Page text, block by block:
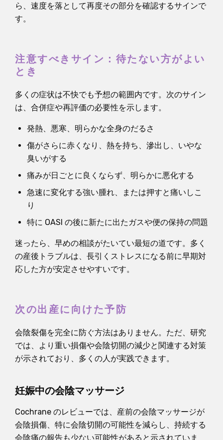
ら、速度を落として再度その部分を確認するサインで
す。
注意すべきサイン：待たない方がよい
とき
多くの症状は不快でも予想の範囲内です。次のサイン
は、合併症や再評価の必要性を示します。
発熱、悪寒、明らかな全身のだるさ
傷がさらに赤くなり、熱を持ち、滲出し、いやな
臭いがする
痛みが日ごとに良くならず、明らかに悪化する
急速に変化する強い腫れ、または押すと痛いしこ
り
特に OASI の後に新たに出たガスや便の保持の問題
迷ったら、早めの相談がたいてい最短の道です。多く
の産後トラブルは、長引くストレスになる前に早期対
応した方が安定させやすいです。
次の出産に向けた予防
会陰裂傷を完全に防ぐ方法はありません。ただ、研究
では、より重い損傷や会陰切開の減少と関連する対策
が示されており、多くの人が実践できます。
妊娠中の会陰マッサージ
Cochrane のレビューでは、産前の会陰マッサージが
会陰損傷、特に会陰切開の可能性を減らし、持続する
会陰痛の報告も少ない可能性があると示されていま